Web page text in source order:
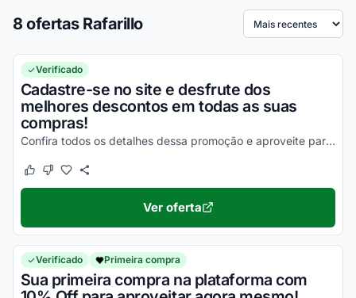
8 ofertas Rafarillo Ordenar por
Verificado
Cadastre-se no site e desfrute dos
melhores descontos em todas as suas
compras!
Confira todos os detalhes dessa promoção e aproveite para economizar de uma forma simples!
Este cupom funcionou
Este cupom não funcionou
Ver oferta
Verificado Primeira compra
Sua primeira compra na plataforma com